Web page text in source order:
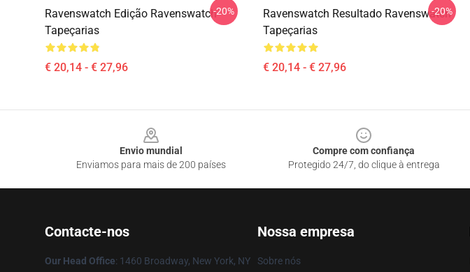
Ravenswatch Edição Ravenswatch
Tapeçarias
€ 20,14 - € 27,96
-20%
Ravenswatch Resultado Ravenswatch
Tapeçarias
€ 20,14 - € 27,96
-20%
Envio mundial
Enviamos para mais de 200 países
Compre com confiança
Protegido 24/7, do clique à entrega
Contacte-nos
Our Head Office: 1460 Broadway, New York, NY
Nossa empresa
Sobre nós